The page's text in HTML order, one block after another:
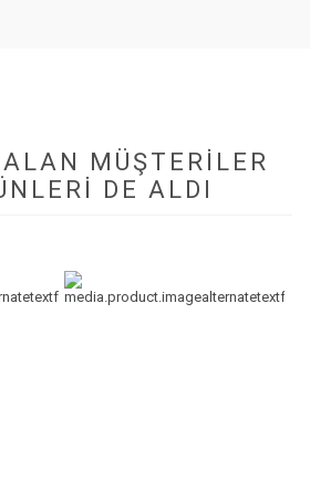
ALAN MÜŞTERILER
DE ALDI